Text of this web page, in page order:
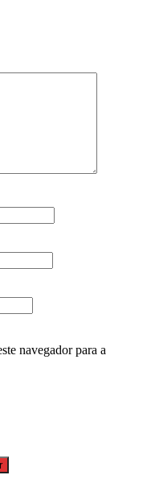
navegador para a